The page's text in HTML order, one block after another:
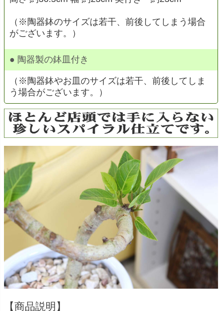
（※陶器鉢のサイズは若干、前後してしまう場合
がございます。）
● 陶器製の鉢皿付き
（※陶器鉢やお皿のサイズは若干、前後してしま
う場合がございます。）
【商品説明】